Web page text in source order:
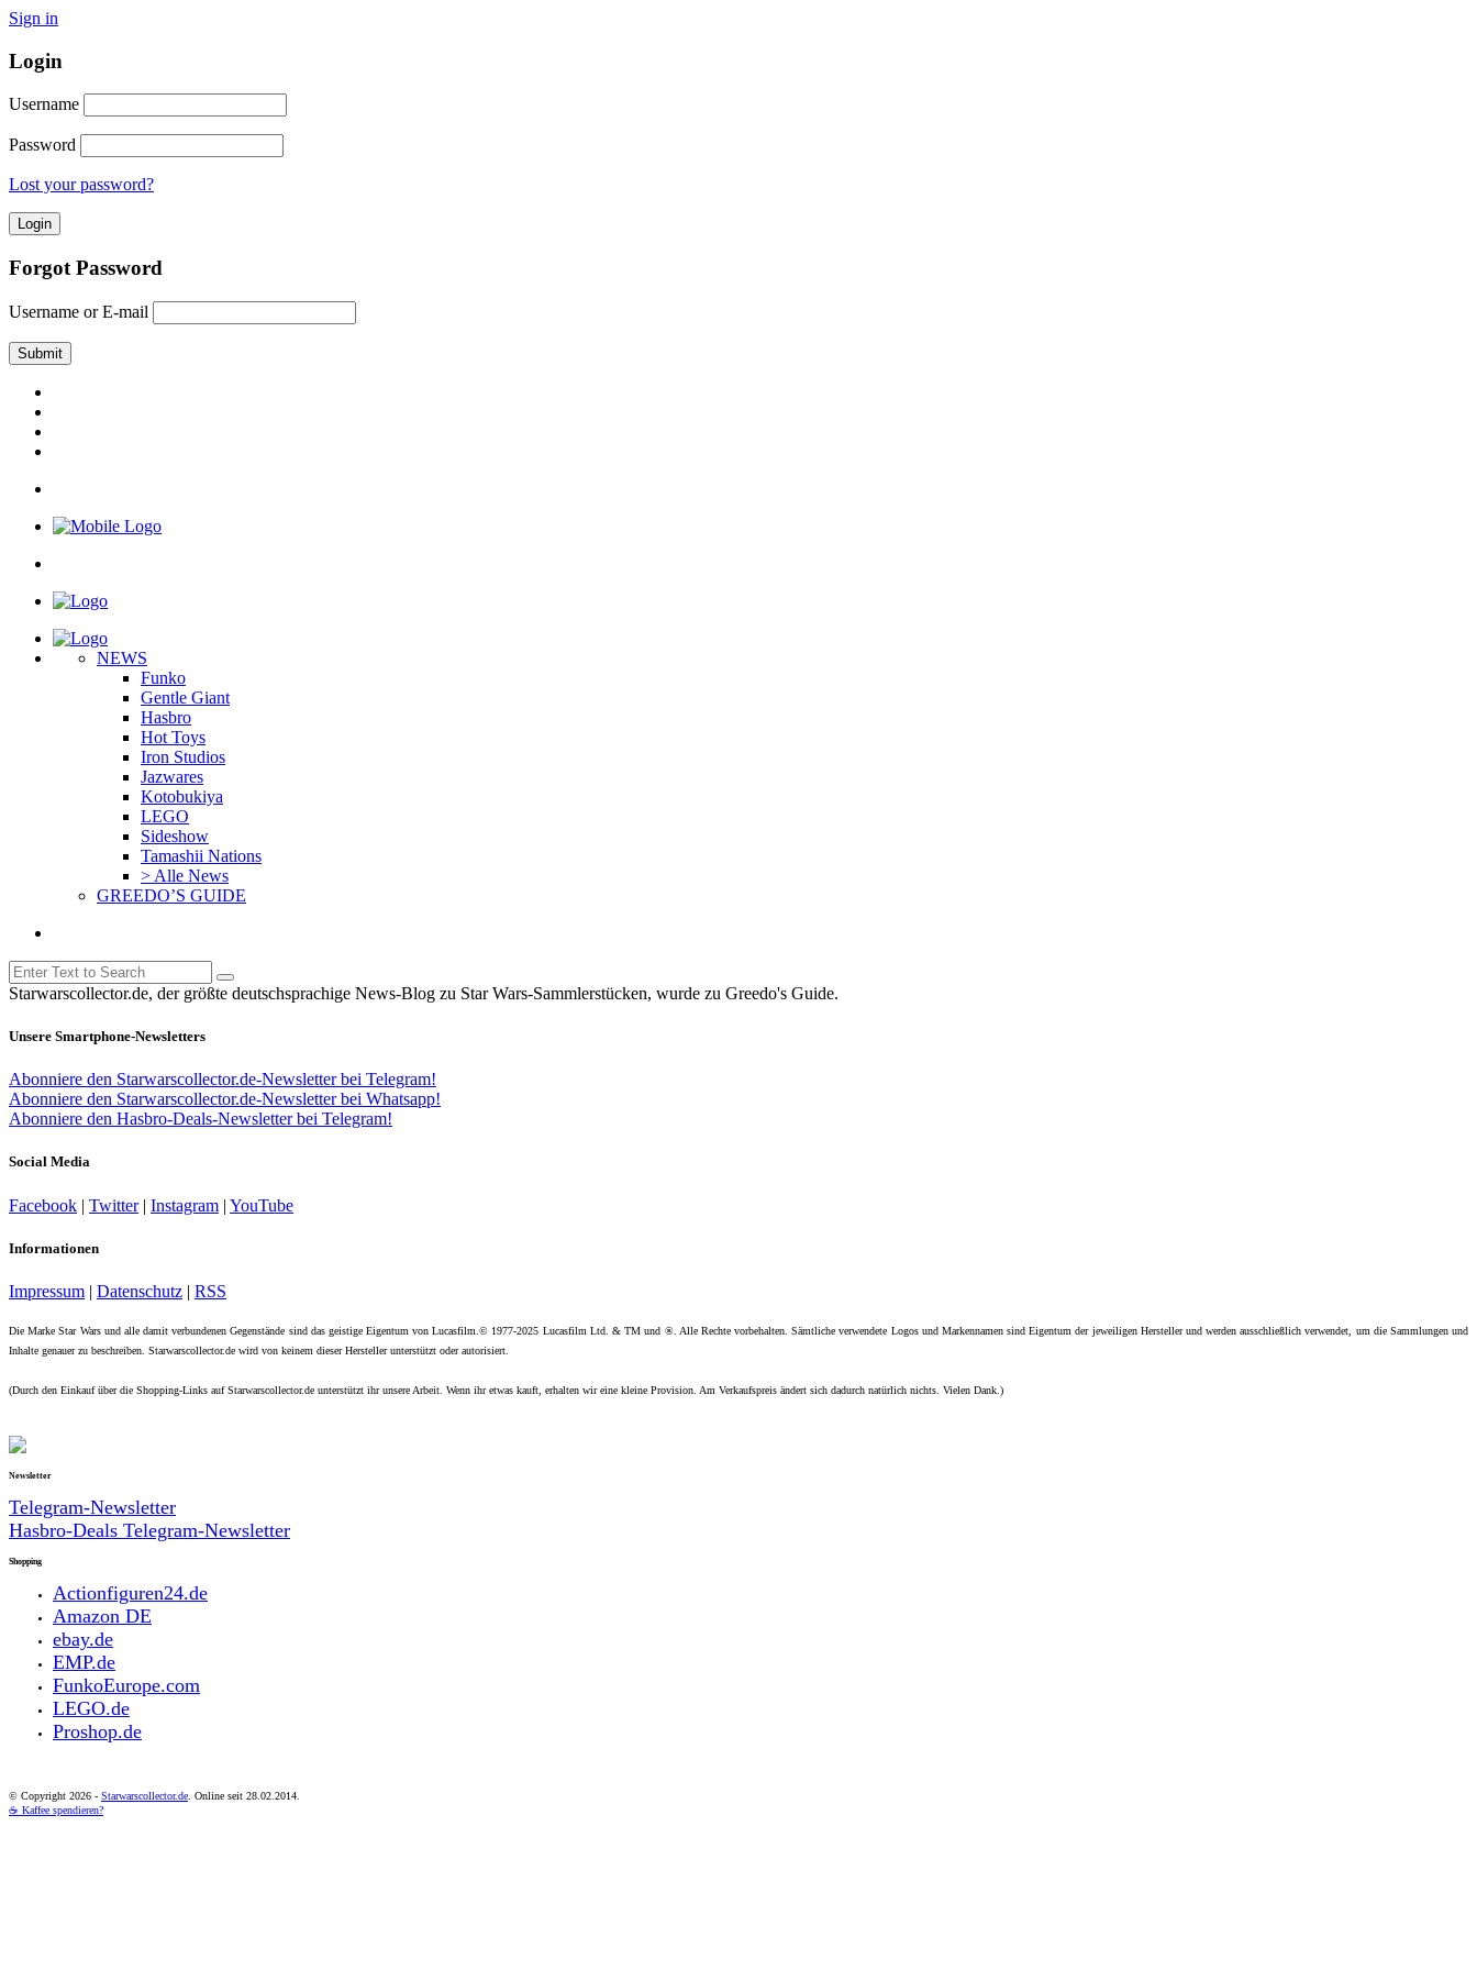
Sign in
Login
Username
Password
Lost your password?
Forgot Password
Username or E-mail
NEWS
Funko
Gentle Giant
Hasbro
Hot Toys
Iron Studios
Jazwares
Kotobukiya
LEGO
Sideshow
Tamashii Nations
> Alle News
GREEDO’S GUIDE
Starwarscollector.de, der größte deutschsprachige News-Blog zu Star Wars-Sammlerstücken, wurde zu Greedo's Guide.
Unsere Smartphone-Newsletters
Abonniere den Starwarscollector.de-Newsletter bei Telegram!
Abonniere den Starwarscollector.de-Newsletter bei Whatsapp!
Abonniere den Hasbro-Deals-Newsletter bei Telegram!
Social Media
Facebook | Twitter| Instagram | YouTube
Informationen
Impressum | Datenschutz | RSS
Die Marke Star Wars und alle damit verbundenen Gegenstände sind das geistige Eigentum von Lucasfilm.© 1977-2025 Lucasfilm Ltd. & TM und ®. Alle Rechte vorbehalten. Sämtliche verwendete Logos und Markennamen sind Eigentum der jeweiligen Hersteller und werden ausschließlich verwendet, um die Sammlungen und
Inhalte genauer zu beschreiben. Starwarscollector.de wird von keinem dieser Hersteller unterstützt oder autorisiert.
(Durch den Einkauf über die Shopping-Links auf Starwarscollector.de unterstützt ihr unsere Arbeit. Wenn ihr etwas kauft, erhalten wir eine kleine Provision. Am Verkaufspreis ändert sich dadurch natürlich nichts. Vielen Dank.)
Newsletter
Telegram-Newsletter
Hasbro-Deals Telegram-Newsletter
Shopping
Actionfiguren24.de
Amazon DE
ebay.de
EMP.de
FunkoEurope.com
LEGO.de
Proshop.de
© Copyright 2026 - Starwarscollector.de. Online seit 28.02.2014.
☕ Kaffee spendieren?